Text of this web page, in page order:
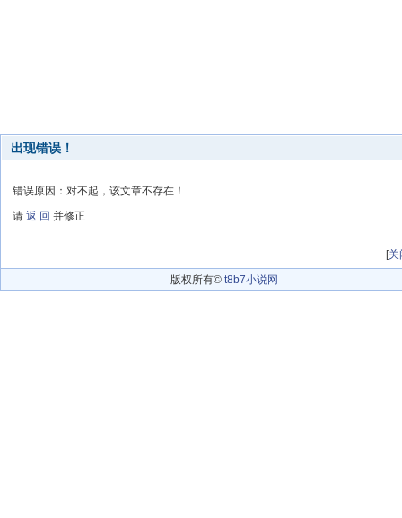
出现错误！
错误原因：对不起，该文章不存在！
请 返 回 并修正
[关
版权所有© t8b7小说网